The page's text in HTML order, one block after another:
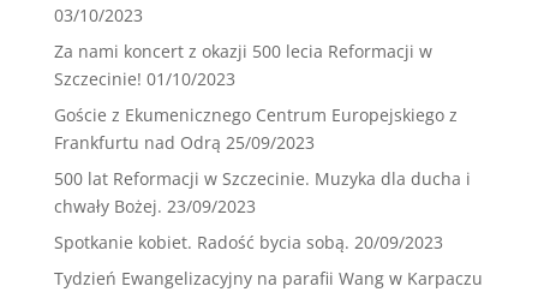
03/10/2023
Za nami koncert z okazji 500 lecia Reformacji w
Szczecinie! 01/10/2023
Goście z Ekumenicznego Centrum Europejskiego z
Frankfurtu nad Odrą 25/09/2023
500 lat Reformacji w Szczecinie. Muzyka dla ducha i
chwały Bożej. 23/09/2023
Spotkanie kobiet. Radość bycia sobą. 20/09/2023
Tydzień Ewangelizacyjny na parafii Wang w Karpaczu